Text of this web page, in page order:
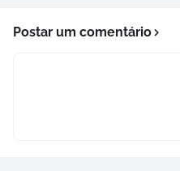
Postar um comentário